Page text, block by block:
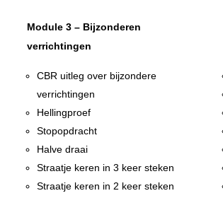
Module 3 – Bijzonderen
verrichtingen
CBR uitleg over bijzondere
verrichtingen
Hellingproef
Stopopdracht
Halve draai
Straatje keren in 3 keer steken
Straatje keren in 2 keer steken